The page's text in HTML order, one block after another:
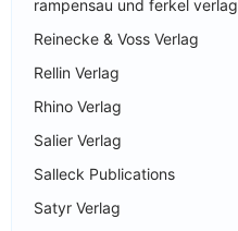
rampensau und ferkel verlag
Reinecke & Voss Verlag
Rellin Verlag
Rhino Verlag
Salier Verlag
Salleck Publications
Satyr Verlag